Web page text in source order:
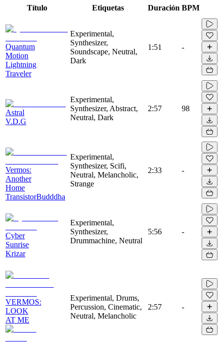
Título Etiquetas Duración BPM
Quantum
Motion
Lightning
Traveler
Experimental,
Synthesizer,
Soundscape, Neutral,
Dark
1:51 -
Astral
V.D.G
Experimental,
Synthesizer, Abstract,
Neutral, Dark
2:57 98
Vermos:
Another
Home
TransistorBudddha
Experimental,
Synthesizer, Scifi,
Neutral, Melancholic,
Strange
2:33 -
Cyber
Sunrise
Krizar
Experimental,
Synthesizer,
Drummachine, Neutral
5:56 -
VERMOS:
LOOK
AT ME
Experimental, Drums,
Percussion, Cinematic,
Neutral, Melancholic
2:57 -